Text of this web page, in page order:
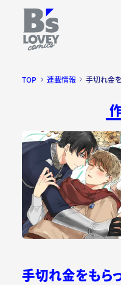
TOP 連載情報 手切れ金
手切れ金をもら